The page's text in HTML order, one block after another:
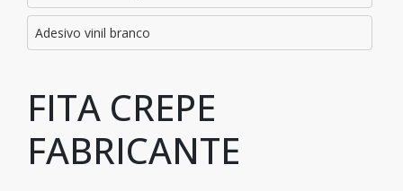
Adesivo vinil branco
FITA CREPE
FABRICANTE